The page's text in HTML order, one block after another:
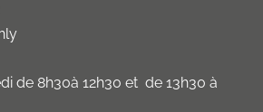
de 8h30à 12h30 et de 13h30 à